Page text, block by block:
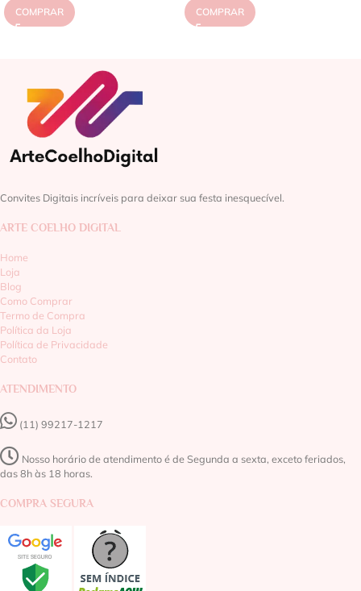
COMPRAR COMPRAR
Convites Digitais incríveis para deixar sua festa inesquecível.
ARTE COELHO DIGITAL
Home
Loja
Blog
Como Comprar
Termo de Compra
Política da Loja
Política de Privacidade
Contato
ATENDIMENTO
(11) 99217-1217‬
Nosso horário de atendimento é de Segunda a sexta, exceto feriados,
das 8h às 18 horas.
COMPRA SEGURA